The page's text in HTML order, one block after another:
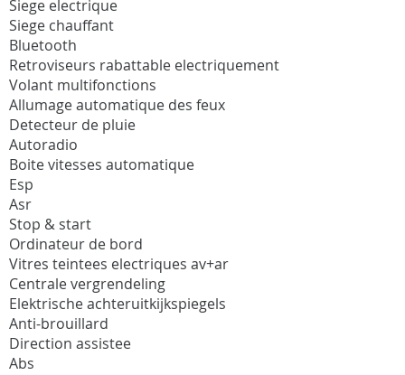
Siege electrique
Siege chauffant
Bluetooth
Retroviseurs rabattable electriquement
Volant multifonctions
Allumage automatique des feux
Detecteur de pluie
Autoradio
Boite vitesses automatique
Esp
Asr
Stop & start
Ordinateur de bord
Vitres teintees electriques av+ar
Centrale vergrendeling
Elektrische achteruitkijkspiegels
Anti-brouillard
Direction assistee
Abs